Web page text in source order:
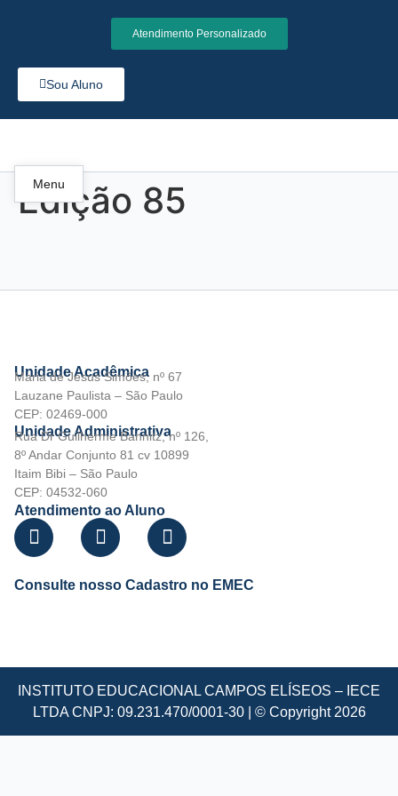
Atendimento Personalizado
Sou Aluno
Menu
Edição 85
Unidade Acadêmica
Maria de Jesus Simões, nº 67
Lauzane Paulista – São Paulo
CEP: 02469-000
Unidade Administrativa
Rua Dr Guilherme Bannitz, nº 126,
8º Andar Conjunto 81 cv 10899
Itaim Bibi – São Paulo
CEP: 04532-060
Atendimento ao Aluno
Consulte nosso Cadastro no EMEC
INSTITUTO EDUCACIONAL CAMPOS ELÍSEOS – IECE
LTDA CNPJ: 09.231.470/0001-30 | © Copyright 2026